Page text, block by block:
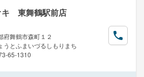
キ 東舞鶴駅前店
府舞鶴市森町１２
うとふまいづるしもりまち
65-1310